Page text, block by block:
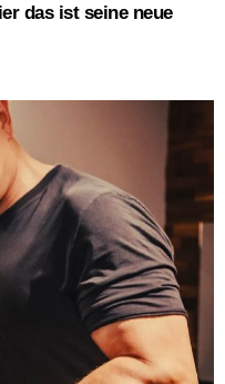
das ist seine neue